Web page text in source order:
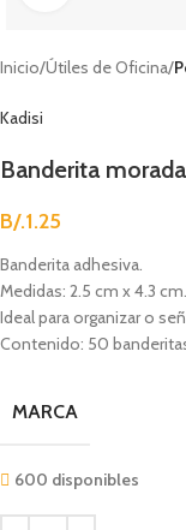
Inicio Útiles de Oficina
Kadisi
Banderita morada
B/.1.25
Banderita adhesiva.
Medidas: 2.5 cm x 4.3 cm.
Ideal para organizar o
Contenido: 50
MARCA
600 disponibles